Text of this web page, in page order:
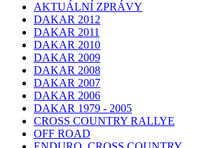
AKTUÁLNÍ ZPRÁVY
DAKAR 2012
DAKAR 2011
DAKAR 2010
DAKAR 2009
DAKAR 2008
DAKAR 2007
DAKAR 2006
DAKAR 1979 - 2005
CROSS COUNTRY RALLYE
OFF ROAD